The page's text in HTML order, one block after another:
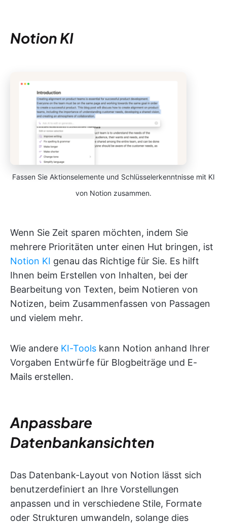
Notion KI
Fassen Sie Aktionselemente und Schlüsselerkenntnisse mit KI
von Notion zusammen.
Wenn Sie Zeit sparen möchten, indem Sie
mehrere Prioritäten unter einen Hut bringen, ist
Notion KI genau das Richtige für Sie. Es hilft
Ihnen beim Erstellen von Inhalten, bei der
Bearbeitung von Texten, beim Notieren von
Notizen, beim Zusammenfassen von Passagen
und vielem mehr.
Wie andere KI-Tools kann Notion anhand Ihrer
Vorgaben Entwürfe für Blogbeiträge und E-
Mails erstellen.
Anpassbare
Datenbankansichten
Das Datenbank-Layout von Notion lässt sich
benutzerdefiniert an Ihre Vorstellungen
anpassen und in verschiedene Stile, Formate
oder Strukturen umwandeln, solange dies